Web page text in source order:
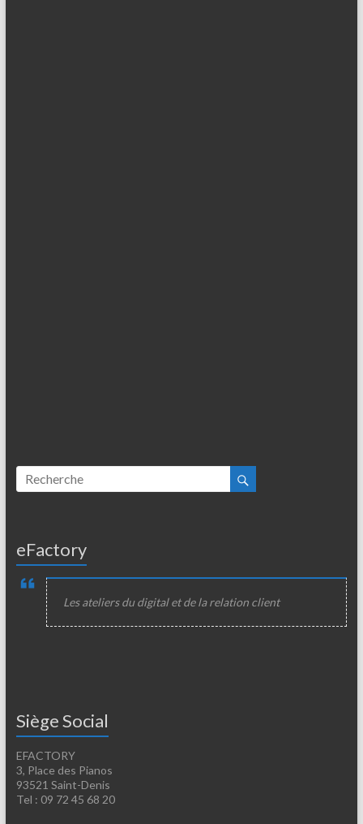
eFactory
Les ateliers du digital et de la relation client
Siège Social
EFACTORY
3, Place des Pianos
93521 Saint-Denis
Tel : 09 72 45 68 20